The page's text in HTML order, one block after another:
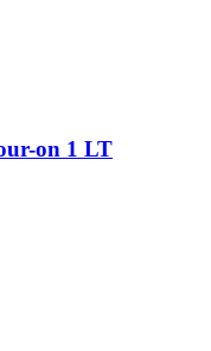
on 1 LT